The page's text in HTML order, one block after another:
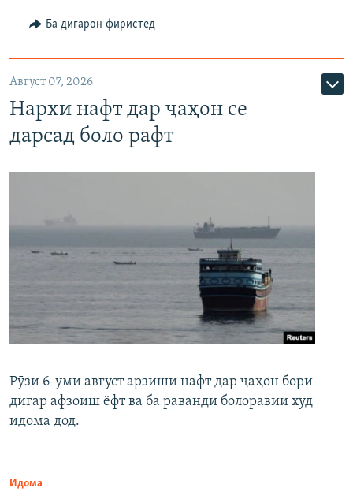
Ба дигарон фиристед
Август 07, 2026
Нархи нафт дар ҷаҳон се
дарсад боло рафт
Рӯзи 6-уми август арзиши нафт дар ҷаҳон бори
дигар афзоиш ёфт ва ба раванди болоравии худ
идома дод.
Идома